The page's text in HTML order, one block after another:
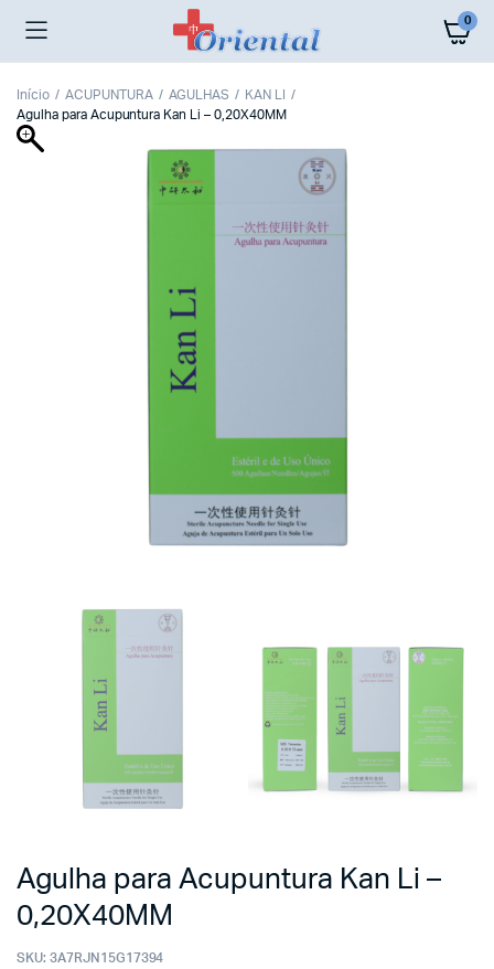
0
Início ACUPUNTURA AGULHAS
KAN LI
Agulha para Acupuntura Kan Li – 0,20X40MM
Agulha para Acupuntura Kan Li –
0,20X40MM
SKU: 3A7RJN15G17394